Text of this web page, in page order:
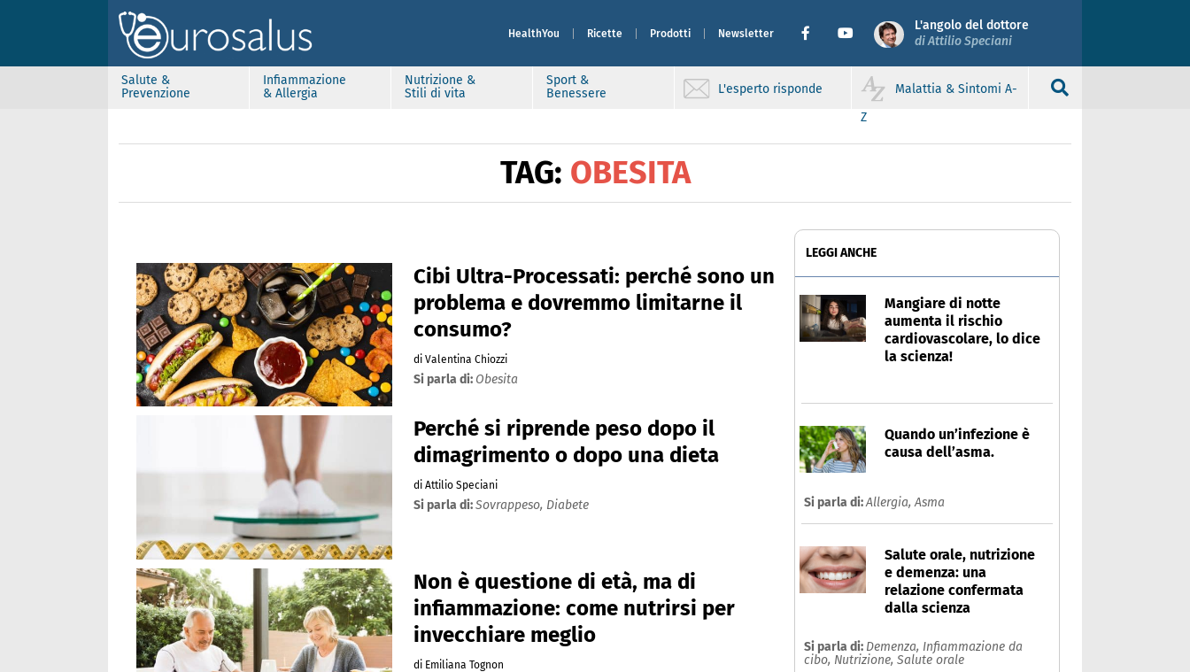
HealthYou Ricette Prodotti Newsletter
L'angolo del dottore
di Attilio Speciani
Salute &
Prevenzione
Infiammazione
& Allergia
Nutrizione &
Stili di vita
Sport &
Benessere
L'esperto risponde
Malattia & Sintomi A-
Z
TAG: OBESITA
Cibi Ultra-Processati: perché sono un
problema e dovremmo limitarne il
consumo?
di Valentina Chiozzi
Si parla di: Obesita
Perché si riprende peso dopo il
dimagrimento o dopo una dieta
di Attilio Speciani
Si parla di:Sovrappeso, Diabete
Non è questione di età, ma di
infiammazione: come nutrirsi per
invecchiare meglio
di Emiliana Tognon
LEGGI ANCHE
Mangiare di notte
aumenta il rischio
cardiovascolare, lo dice
la scienza!
Quando un’infezione è
causa dell’asma.
Si parla di:Allergia,Asma
Salute orale, nutrizione
e demenza: una
relazione confermata
dalla scienza
Si parla di: Demenza, Infiammazione da
cibo, Nutrizione, Salute orale